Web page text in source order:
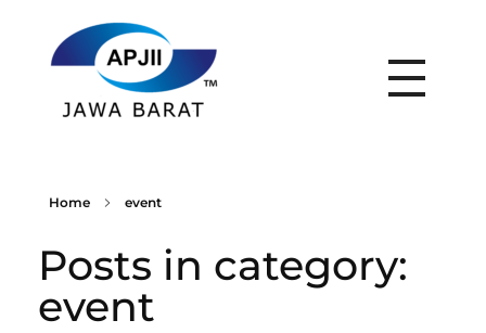
Home event
Posts in category:
event